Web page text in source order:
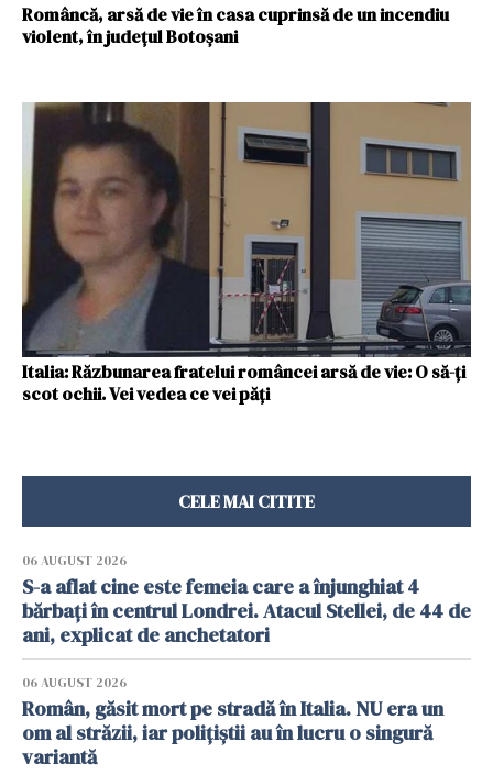
Româncă, arsă de vie în casa cuprinsă de un incendiu
violent, în judeţul Botoşani
Italia: Răzbunarea fratelui româncei arsă de vie: O să-ți
scot ochii. Vei vedea ce vei păți
CELE MAI CITITE
06 AUGUST 2026
S-a aflat cine este femeia care a înjunghiat 4
bărbați în centrul Londrei. Atacul Stellei, de 44 de
ani, explicat de anchetatori
06 AUGUST 2026
Român, găsit mort pe stradă în Italia. NU era un
om al străzii, iar polițiștii au în lucru o singură
variantă